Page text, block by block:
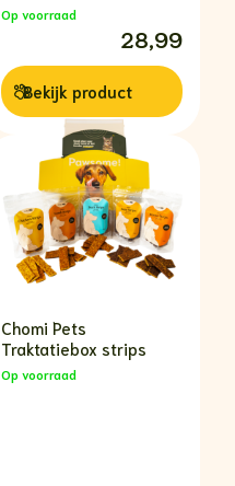
Op voorraad
28,99
Bekijk product
Chomi Pets
Traktatiebox strips
Op voorraad